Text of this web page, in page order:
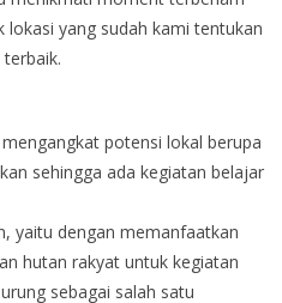
yang sudah kami tentukan
potensi lokal berupa
sehingga ada kegiatan belajar
yaitu dengan memanfaatkan
hutan rakyat untuk kegiatan
sebagai salah satu